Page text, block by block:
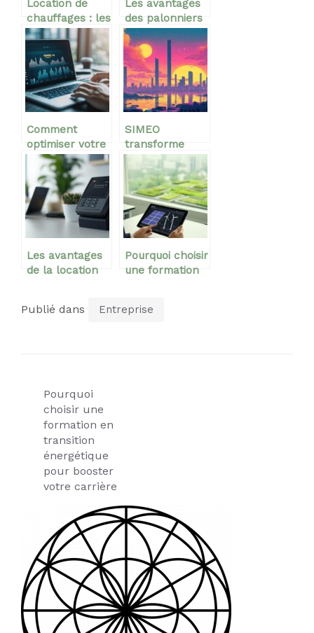
Location de
chauffages : les
points
importants a
considerer
Les avantages
des palonniers
à ventouses
pour optimiser
vos opérations
de levage
Comment
optimiser votre
prospection
commerciale
avec un outil de
collecte de
données
SIMEO
transforme
votre point de
vente en
espace
culinaire
d’exception
Les avantages
de la location
électronique
Pourquoi choisir
une formation
pour booster
Publié dans Entreprise
Navigation
de
l’article
Pourquoi
choisir une
formation en
transition
énergétique
pour booster
votre carrière